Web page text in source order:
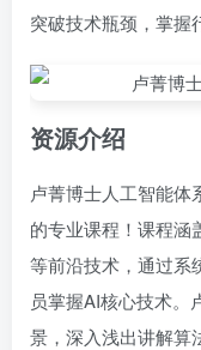
突破技术瓶颈，掌握
资源介绍
卢菁博士人工智能体
的专业课程！课程涵
等前沿技术，通过系
员掌握AI核心技术。
景，深入浅出讲解算